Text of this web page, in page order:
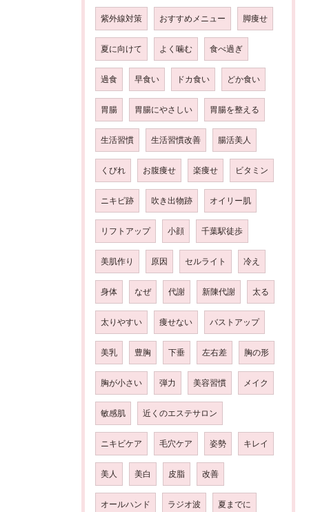
紫外線対策 おすすめメニュー 脚痩せ
夏に向けて よく噛む 食べ過ぎ
過食 早食い ドカ食い どか食い
胃腸 胃腸にやさしい 胃腸を整える
生活習慣 生活習慣改善 腸活美人
くびれ お腹痩せ 楽痩せ ビタミン
ニキビ跡 吹き出物跡 オイリー肌
リフトアップ 小顔 千葉駅徒歩
美肌作り 原因 セルライト 冷え
身体 なぜ 代謝 新陳代謝 太る
太りやすい 痩せない バストアップ
美乳 豊胸 下垂 左右差 胸の形
胸が小さい 弾力 美容習慣 メイク
敏感肌 近くのエステサロン
ニキビケア 毛穴ケア 姿勢 キレイ
美人 美白 皮脂 改善
オールハンド ラジオ波 夏までに